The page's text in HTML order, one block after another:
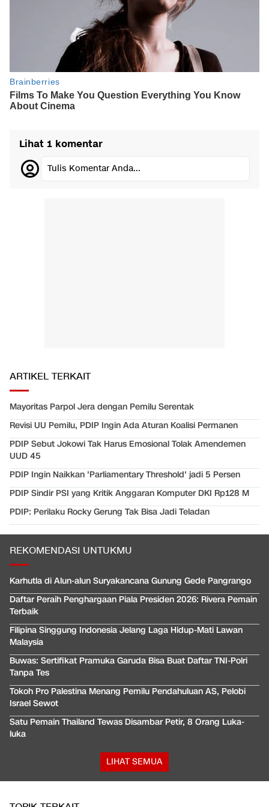
Lihat 1 komentar
Tulis Komentar Anda...
ARTIKEL TERKAIT
Mayoritas Parpol Jera dengan Pemilu Serentak
Revisi UU Pemilu, PDIP Ingin Ada Aturan Koalisi Permanen
PDIP Sebut Jokowi Tak Harus Emosional Tolak Amendemen
UUD 45
PDIP Ingin Naikkan 'Parliamentary Threshold' jadi 5 Persen
PDIP Sindir PSI yang Kritik Anggaran Komputer DKI Rp128 M
PDIP: Perilaku Rocky Gerung Tak Bisa Jadi Teladan
REKOMENDASI UNTUKMU
Karhutla di Alun-alun Suryakancana Gunung Gede Pangrango
Daftar Peraih Penghargaan Piala Presiden 2026: Rivera Pemain
Terbaik
Filipina Singgung Indonesia Jelang Laga Hidup-Mati Lawan
Malaysia
Buwas: Sertifikat Pramuka Garuda Bisa Buat Daftar TNI-Polri
Tanpa Tes
Tokoh Pro Palestina Menang Pemilu Pendahuluan AS, Pelobi
Israel Sewot
Satu Pemain Thailand Tewas Disambar Petir, 8 Orang Luka-
luka
LIHAT SEMUA